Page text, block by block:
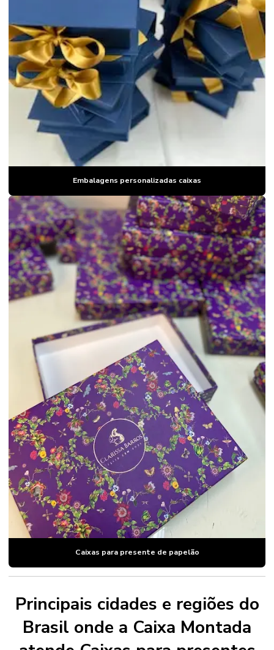
Embalagens personalizadas caixas
Caixas para presente de papelão
Principais cidades e regiões do
Brasil onde a Caixa Montada